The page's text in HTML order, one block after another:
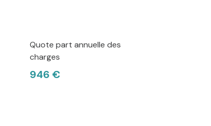
Quote part annuelle des
charges
946 €